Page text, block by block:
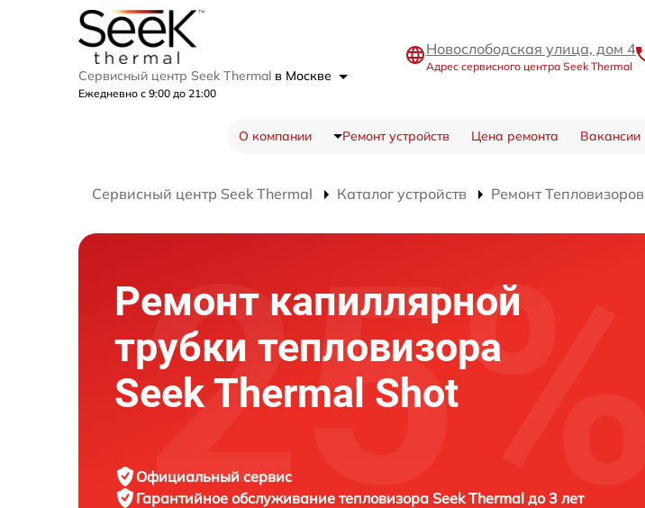
Сервисный центр Seek Thermal в Москве
Ежедневно с 9:00 до 21:00
Новослободская улица, дом 4
Адрес сервисного центра Seek Thermal
О компании Ремонт устройств Цена ремонта Вакансии
Сервисный центр Seek Thermal Каталог устройств Ремонт Тепловизоров
Ремонт капиллярной
трубки тепловизора
Seek Thermal Shot
Официальный сервис
Гарантийное обслуживание тепловизора Seek Thermal до 3 лет